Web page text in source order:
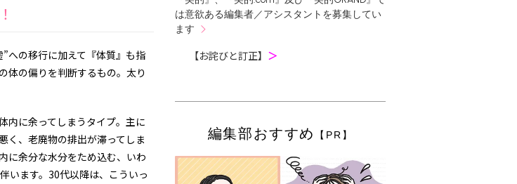
への移行に加えて『体質』も指
体の偏りを判断するもの。太り
内に余ってしまうタイプ。主に
く、老廃物の排出が滞ってしま
に余分な水分をため込む、いわ
います。30代以降は、こういっ
は意欲ある編集者／アシスタントを募集してい
ます
【お詫びと訂正】 ＞
編集部おすすめ 【PR】